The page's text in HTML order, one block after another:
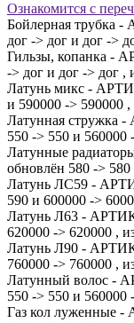
Ознакомится с
Бойлерная трубка
дог -> дог и дог ->
Гильзы, копанка -
-> дог и дог -> дог ,
Латунь микс -
и 590000 -> 590000
Латунная стружка
550 -> 550 и 560000
Латунные
обновлён 580 ->
Латунь ЛС59 -
590 и 600000 ->
Латунь Л63 -
620000 -> 620000 ,
Латунь Л90 -
760000 -> 760000 ,
Латунный волос -
550 -> 550 и 560000
Газ кол луженные -